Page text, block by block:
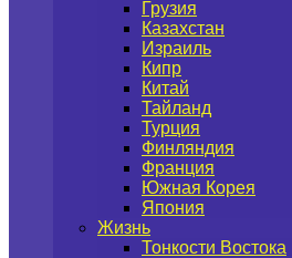
Грузия
Казахстан
Израиль
Кипр
Китай
Тайланд
Турция
Финляндия
Франция
Южная Корея
Япония
Жизнь
Тонкости Востока